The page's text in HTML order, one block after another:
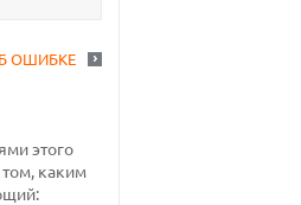
ОШИБКЕ
этого
каким